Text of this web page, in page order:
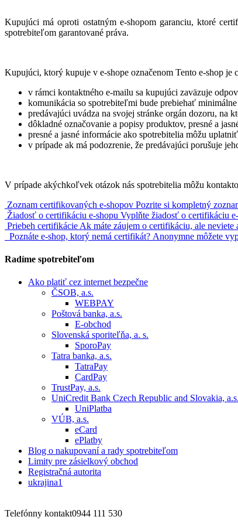
Kupujúci má oproti ostatným e-shopom garanciu, ktoré
spotrebiteľom garantované práva.
Kupujúci, ktorý kupuje v e-shope označenom Tento e-shop je
v rámci kontaktného e-mailu sa kupujúci zaväzuje
komunikácia so spotrebiteľmi bude prebiehať
predávajúci uvádza na svojej stránke orgán dozoru, na
dôkladné označovanie a popisy produktov, presné a
presné a jasné informácie ako spotrebitelia môžu
v prípade ak má podozrenie, že predávajúci porušuje
V prípade akýchkoľvek otázok nás spotrebitelia môžu
Zoznam certifikovaných e-shopov Pozrite si kompletný
Žiadosť o certifikáciu e-shopu Vyplňte žiadosť o certifikáciu
Priebeh certifikácie Ak máte záujem o certifikáciu, ale
Poznáte e-shop, ktorý nemá certifikát? Anonymne môžete
Radíme spotrebiteľom
Ako platiť cez internet bezpečne
ČSOB, a.s.
WEBPAY
Poštová banka, a.s.
E-obchod
Slovenská sporiteľňa, a. s.
SporoPay
Tatra banka, a.s.
TatraPay
CardPay
TrustPay, a.s.
UniCredit Bank Czech Republic and Slovakia, a.s.
UniPlatba
VÚB, a.s.
eCard
ePlatby
Blog o nakupovaní a rady spotrebiteľom
Limity pre zásielkový obchod
Registračná autorita
ukrajina1
Telefónny kontakt0944 111 530